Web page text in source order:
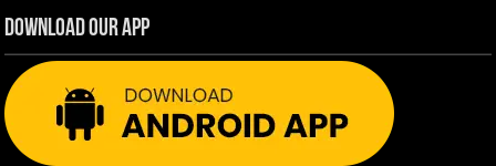
Download Our App